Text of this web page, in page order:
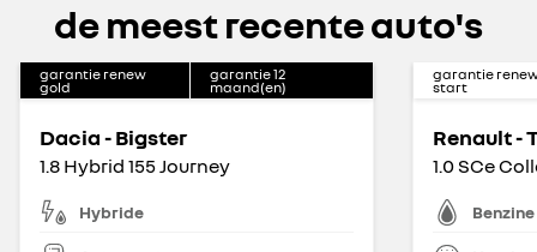
de meest recente auto's
garantie renew
gold
garantie12
maand(en)
Dacia - Bigster
1.8 Hybrid 155 Journey
Hybride
garantie
start
Renault -
1.0 SCe
Benzine